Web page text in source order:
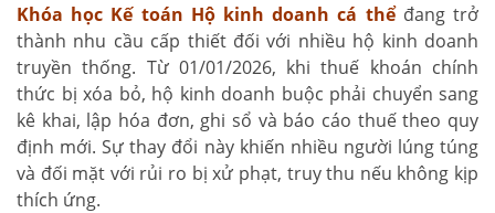
Khóa học Kế toán Hộ kinh doanh cá thểđang trở
thành nhu cầu cấp thiết đối với nhiều hộ kinh doanh
truyền thống. Từ 01/01/2026, khi thuế khoán chính
thức bị xóa bỏ, hộ kinh doanh buộc phải chuyển sang
kê khai, lập hóa đơn, ghi sổ và báo cáo thuế theo quy
định mới. Sự thay đổi này khiến nhiều người lúng túng
và đối mặt với rủi ro bị xử phạt, truy thu nếu không kịp
thích ứng.